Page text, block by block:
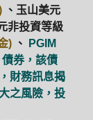
、玉山美元
非投資等級
) 、
PGIM
券，該債
財務訊息揭
之風險，投